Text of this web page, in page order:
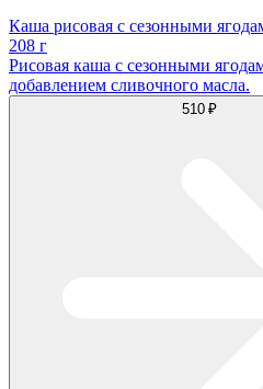
Каша рисовая с сезонными
208 г
Рисовая каша с сезонными
добавлением сливочного масла.
510 ₽